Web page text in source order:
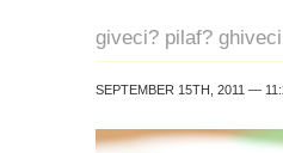
giveci? pilaf?
SEPTEMBER 15TH, 2011 —